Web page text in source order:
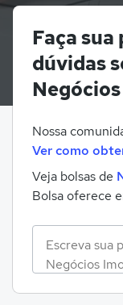
Faça
dúvidas
Nossa
Ver como
Veja bolsas de
Bolsa oferece